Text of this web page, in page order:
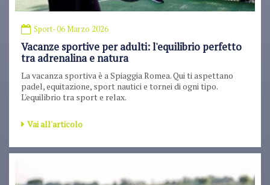
Sport- 06 Marzo 2026
Vacanze sportive per adulti: l'equilibrio perfetto
tra adrenalina e natura
La vacanza sportiva è a Spiaggia Romea. Qui ti aspettano
padel, equitazione, sport nautici e tornei di ogni tipo.
L'equilibrio tra sport e relax.
Vai all'articolo